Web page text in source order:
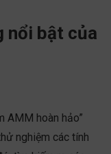
nổi bật của
AMM hoàn hảo”
nghiệm các tính